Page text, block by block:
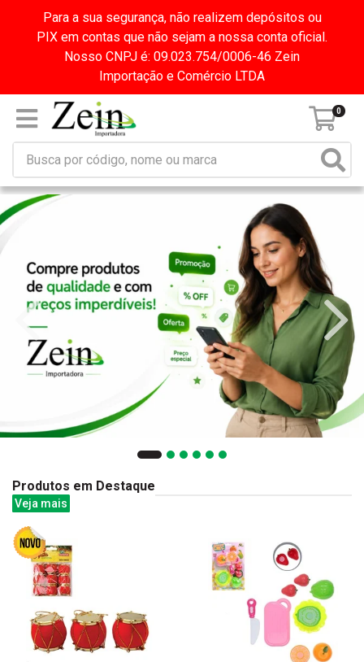
Para a sua segurança, não realizem depósitos ou
PIX em contas que não sejam a nossa conta oficial.
Nosso CNPJ é: 09.023.754/0006-46 Zein
Importação e Comércio LTDA
0
Produtos em Destaque
Veja mais